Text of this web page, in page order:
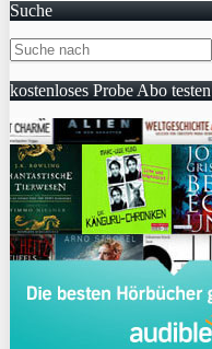
Suche
kostenloses Probe Abo testen